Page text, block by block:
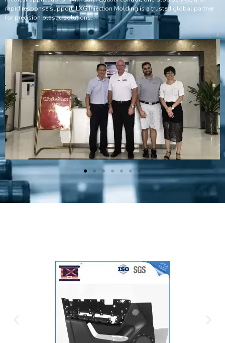
rapid response support, LXG Injection Molding is a trusted global partner
for precision plastic solutions.